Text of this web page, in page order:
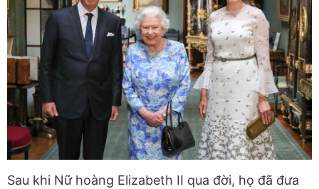
Sau khi Nữ hoàng Elizabeth II qua đời, họ đã đưa